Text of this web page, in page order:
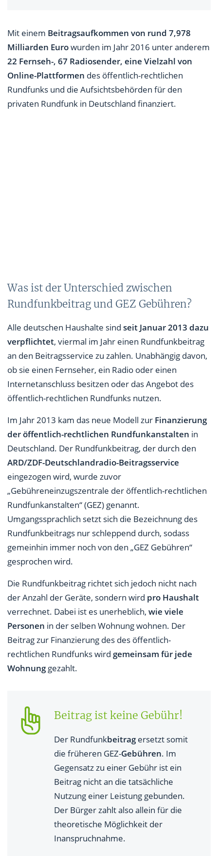
Mit einem Beitragsaufkommen von rund 7,978
Milliarden Eurowurden im Jahr 2016 unter anderem
22 Fernseh-, 67 Radiosender, eine Vielzahl von
Online-Plattformen des öffentlich-rechtlichen
Rundfunks und die Aufsichtsbehörden für den
privaten Rundfunk in Deutschland finanziert.
Was ist der Unterschied zwischen
Rundfunkbeitrag und GEZ Gebühren?
Alle deutschen Haushalte sind seit Januar 2013 dazu
verpflichtet, viermal im Jahr einen Rundfunkbeitrag
an den Beitragsservice zu zahlen. Unabhängig davon,
ob sie einen Fernseher, ein Radio oder einen
Internetanschluss besitzen oder das Angebot des
öffentlich-rechtlichen Rundfunks nutzen.
Im Jahr 2013 kam das neue Modell zur Finanzierung
der öffentlich-rechtlichen Rundfunkanstalten in
Deutschland. Der Rundfunkbeitrag, der durch den
ARD/ZDF-Deutschlandradio-Beitragsservice
eingezogen wird, wurde zuvor
„Gebühreneinzugszentrale der öffentlich-rechtlichen
Rundfunkanstalten“ (GEZ) genannt.
Umgangssprachlich setzt sich die Bezeichnung des
Rundfunkbeitrags nur schleppend durch, sodass
gemeinhin immer noch von den „GEZ Gebühren“
gesprochen wird.
Die Rundfunkbeitrag richtet sich jedoch nicht nach
der Anzahl der Geräte, sondern wird pro Haushalt
verrechnet. Dabei ist es unerheblich, wie viele
Personen in der selben Wohnung wohnen. Der
Beitrag zur Finanzierung des des öffentlich-
rechtlichen Rundfunks wird gemeinsam für jede
Wohnunggezahlt.
Beitrag ist keine Gebühr!
Der Rundfunkbeitragersetzt somit
die früheren GEZ-Gebühren. Im
Gegensatz zu einer Gebühr ist ein
Beitrag nicht an die tatsächliche
Nutzung einer Leistung gebunden.
Der Bürger zahlt also allein für die
theoretische Möglichkeit der
Inanspruchnahme.